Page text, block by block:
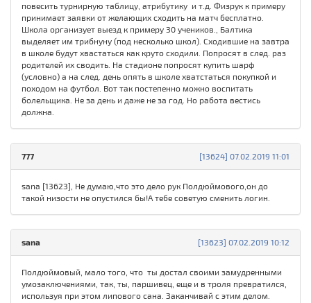
повесить турнирную таблицу, атрибутику и т.д. Физрук к примеру
принимает заявки от желающих сходить на матч бесплатно.
Школа организует выезд к примеру 30 учеников., Балтика
выделяет им трибнуну (под несколько школ). Сходившие на завтра
в школе будут хвастаться как круто сходили. Попросят в след. раз
родителей их сводить. На стадионе попросят купить шарф
(условно) а на след. день опять в школе хватстаться покупкой и
походом на футбол. Вот так постепенно можно воспитать
болельщика. Не за день и даже не за год. Но работа вестись
должна.
[13624] 07.02.2019 11:01
777
sana [13623], Не думаю,что это дело рук Полдюймового,он до
такой низости не опустился бы!А тебе советую сменить логин.
[13623] 07.02.2019 10:12
sana
Полдюймовый, мало того, что ты достал своими замудренными
умозаключениями, так, ты, паршивец, еще и в троля превратился,
используя при этом липового сана. Заканчивай с этим делом.